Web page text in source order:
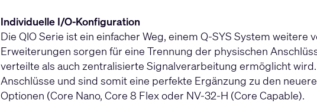
Individuelle I/O-Konfiguration
Die QIO Serie ist ein einfacher Weg, einem Q-SYS System
Erweiterungen sorgen für eine Trennung der physischen
verteilte als auch zentralisierte Signalverarbeitung ermöglicht
Anschlüsse und sind somit eine perfekte Ergänzung zu den
Optionen (Core Nano, Core 8 Flex oder NV-32-H (Core Capable).